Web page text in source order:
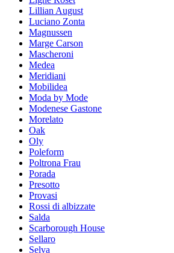
Lillian August
Luciano Zonta
Magnussen
Marge Carson
Mascheroni
Medea
Meridiani
Mobilidea
Moda by Mode
Modenese Gastone
Morelato
Oak
Oly
Poleform
Poltrona Frau
Porada
Presotto
Provasi
Rossi di albizzate
Salda
Scarborough House
Sellaro
Selva